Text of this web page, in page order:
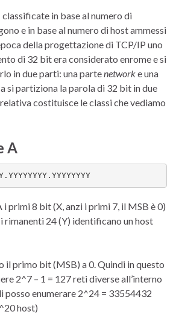
in base al numero di
e in base al numero di host ammessi
della progettazione di TCP/IP uno
di 32 bit era considerato enrome e si
in due parti: una partenetworke una
si partiziona la parola di 32 bit in due
costituisce le classi che vediamo
A
i primi 8 bit (X, anzi i primi 7, il MSB è 0)
rimanenti 24 (Y) identificano un host
il primo bit (MSB) a 0. Quindi in questo
2^7 – 1 = 127 reti diverse all’interno
posso enumerare 2^24 = 33554432
host)